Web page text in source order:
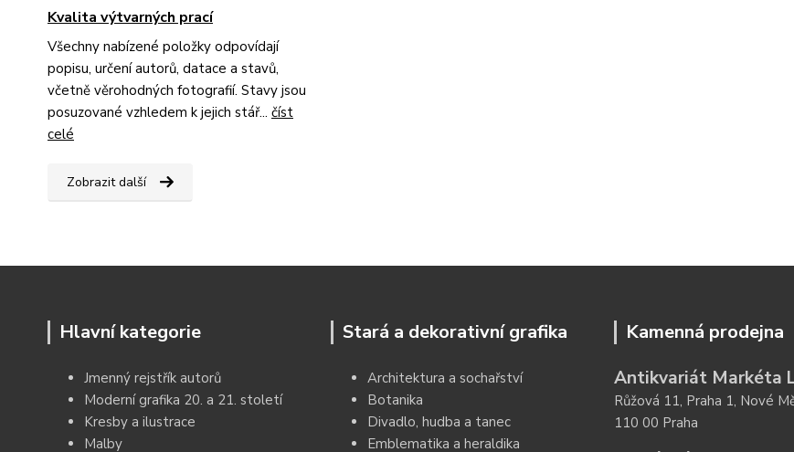
Kvalita výtvarných prací
Všechny nabízené položky odpovídají
popisu, určení autorů, datace a stavů,
včetně věrohodných fotografií. Stavy jsou
posuzované vzhledem k jejich stář... číst
celé
Zobrazit další
Hlavní kategorie
Jmenný rejstřík autorů
Moderní grafika 20. a 21. století
Kresby a ilustrace
Malby
Stará a dekorativní grafika
Architektura a sochařství
Botanika
Divadlo, hudba a tanec
Emblematika a heraldika
Kamenná prodejna
Antikvariát Markéta
Růžová 11, Praha 1, Nové
110 00 Praha